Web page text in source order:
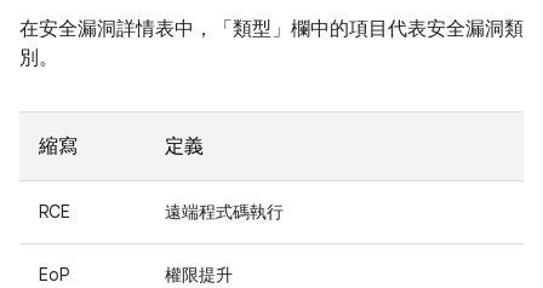
在安全漏洞詳情表中，「類型」 欄中的項目代表安全漏洞類
別。
縮寫 定義
RCE 遠端程式碼執行
EoP 權限提升